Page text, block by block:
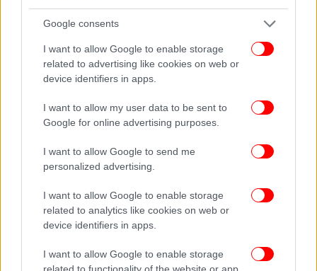
Google consents
I want to allow Google to enable storage
related to advertising like cookies on web or
device identifiers in apps.
I want to allow my user data to be sent to
Google for online advertising purposes.
I want to allow Google to send me
personalized advertising.
I want to allow Google to enable storage
related to analytics like cookies on web or
device identifiers in apps.
I want to allow Google to enable storage
related to functionality of the website or app.
ΔΙΑΒΑΣΤΕ ΠΕΡΙΣΣΟΤΕΡΑ